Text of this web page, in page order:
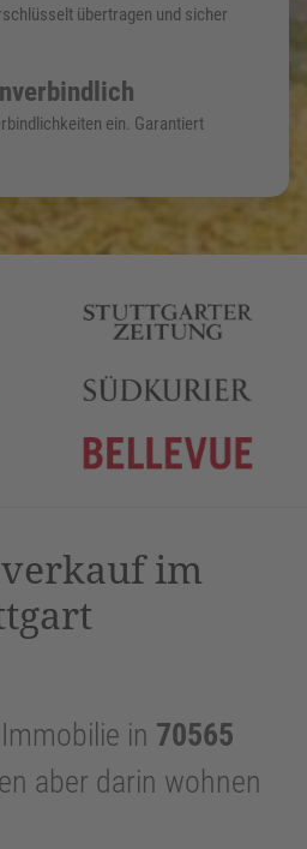
übertragen und sicher
ein. Garantiert
im
in 70565
aber darin wohnen